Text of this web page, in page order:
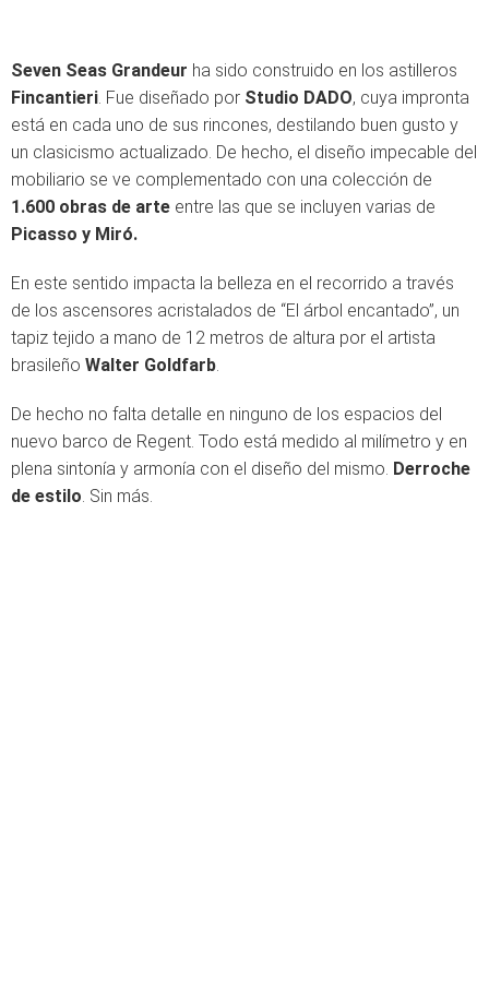
Seven Seas Grandeur ha sido construido en los astilleros
Fincantieri. Fue diseñado por Studio DADO, cuya impronta
está en cada uno de sus rincones, destilando buen gusto y
un clasicismo actualizado. De hecho, el diseño impecable del
mobiliario se ve complementado con una colección de
1.600 obras de arte entre las que se incluyen varias de
Picasso y Miró.
En este sentido impacta la belleza en el recorrido a través
de los ascensores acristalados de “El árbol encantado”, un
tapiz tejido a mano de 12 metros de altura por el artista
brasileño Walter Goldfarb.
De hecho no falta detalle en ninguno de los espacios del
nuevo barco de Regent. Todo está medido al milímetro y en
plena sintonía y armonía con el diseño del mismo. Derroche
de estilo. Sin más.